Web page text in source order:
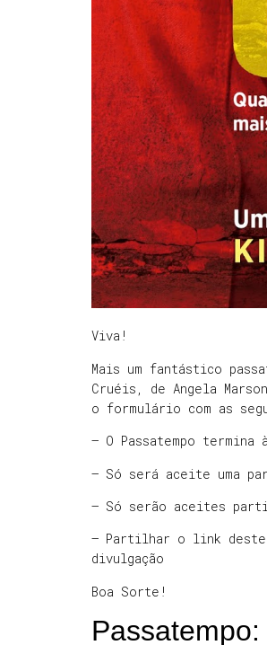
Viva!
Mais um fantástico
Cruéis, de Angela
o formulário com as
– O Passatempo termina
– Só será aceite uma
– Só serão aceites
– Partilhar o link deste
divulgação
Boa Sorte!